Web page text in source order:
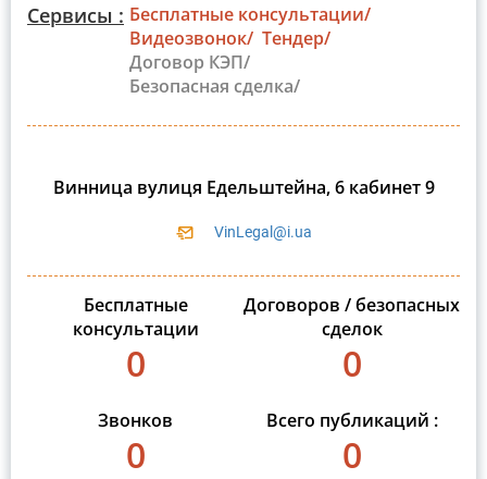
Сервисы : Бесплатные консультации/
Видеозвонок/ Тендер/
Договор КЭП/
Безопасная сделка/
Винница вулиця Едельштейна, 6 кабинет 9
VinLegal@i.ua
Бесплатные
консультации
0
Звонков
0
Договоров / безопасных
сделок
0
Всего публикаций :
0